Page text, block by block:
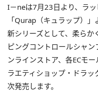
I－neは7月23日より、ラ
「Qurap（キュラップ）
新シリーズとして、柔らか
ピングコントロールシャ
ンラインストア、各ECモ
ラエティショップ・ドラ
次発売します。